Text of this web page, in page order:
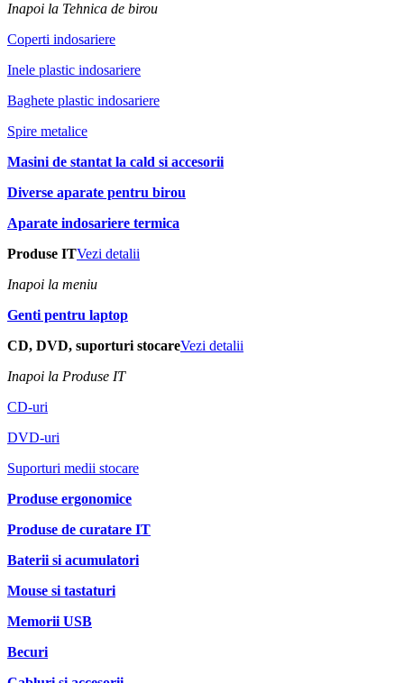
Inapoi la Tehnica de birou
Coperti indosariere
Inele plastic indosariere
Baghete plastic indosariere
Spire metalice
Masini de stantat la cald si accesorii
Diverse aparate pentru birou
Aparate indosariere termica
Produse ITVezi detalii
Inapoi la meniu
Genti pentru laptop
CD, DVD, suporturi stocareVezi detalii
Inapoi la Produse IT
CD-uri
DVD-uri
Suporturi medii stocare
Produse ergonomice
Produse de curatare IT
Baterii si acumulatori
Mouse si tastaturi
Memorii USB
Becuri